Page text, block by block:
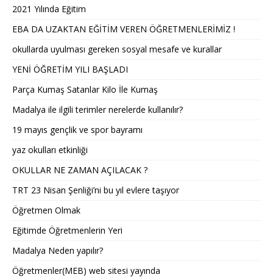
2021 Yılında Eğitim
EBA DA UZAKTAN EĞİTİM VEREN ÖĞRETMENLERİMİZ !
okullarda uyulması gereken sosyal mesafe ve kurallar
YENİ ÖĞRETİM YILI BAŞLADI
Parça Kumaş Satanlar Kilo İle Kumaş
Madalya ile ilgili terimler nerelerde kullanılır?
19 mayıs gençlik ve spor bayramı
yaz okulları etkinliği
OKULLAR NE ZAMAN AÇILACAK ?
TRT 23 Nisan Şenliği’ni bu yıl evlere taşıyor
Öğretmen Olmak
Eğitimde Öğretmenlerin Yeri
Madalya Neden yapılır?
Öğretmenler(MEB) web sitesi yayında